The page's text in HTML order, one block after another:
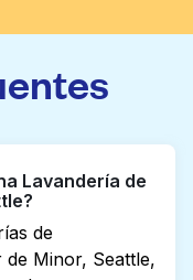
Lavandería de
de
Minor, Seattle,